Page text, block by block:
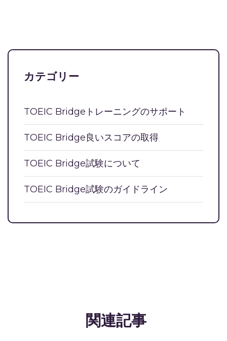
カテゴリー
TOEIC Bridgeトレーニングのサポート
TOEIC Bridge良いスコアの取得
TOEIC Bridge試験について
TOEIC Bridge試験のガイドライン
関連記事